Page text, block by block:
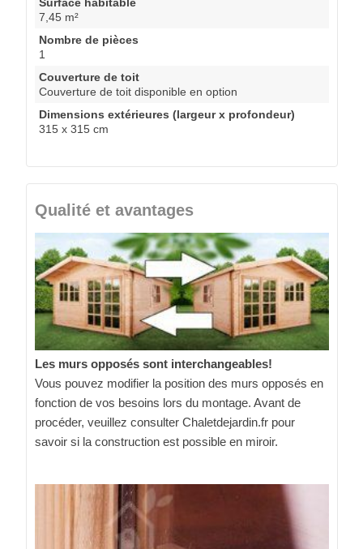
7,45 m²
Nombre de pièces
1
Couverture de toit
Couverture de toit disponible en option
Dimensions extérieures (largeur x profondeur)
315 x 315 cm
Qualité et avantages
Les murs opposés sont interchangeables!
Vous pouvez modifier la position des murs opposés en
fonction de vos besoins lors du montage. Avant de
procéder, veuillez consulter Chaletdejardin.fr pour
savoir si la construction est possible en miroir.